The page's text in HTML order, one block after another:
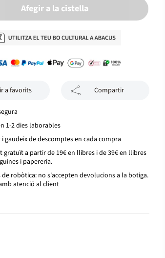
Afegir a la cistella
a favorits Compartir
1-2 dies laborables
i gaudeix de descomptes en cada compra
gratuït a partir de 19€ en llibres i de 39€ en llibres
i papereria.
de robòtica: no s'accepten devolucions a la botiga.
atenció al client